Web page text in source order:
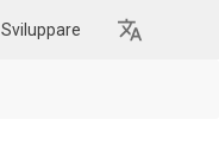
Sviluppare